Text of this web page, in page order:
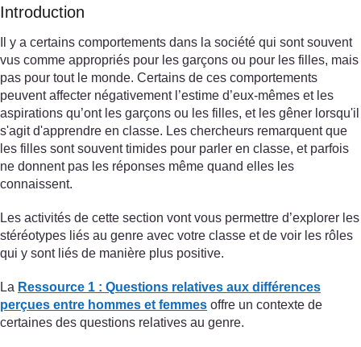
Introduction
Il y a certains comportements dans la société qui sont souvent
vus comme appropriés pour les garçons ou pour les filles, mais
pas pour tout le monde. Certains de ces comportements
peuvent affecter négativement l’estime d’eux-mêmes et les
aspirations qu’ont les garçons ou les filles, et les gêner lorsqu'il
s'agit d'apprendre en classe. Les chercheurs remarquent que
les filles sont souvent timides pour parler en classe, et parfois
ne donnent pas les réponses même quand elles les
connaissent.
Les activités de cette section vont vous permettre d’explorer les
stéréotypes liés au genre avec votre classe et de voir les rôles
qui y sont liés de manière plus positive.
La Ressource 1 : Questions relatives aux différences
perçues entre hommes et femmes offre un contexte de
certaines des questions relatives au genre.